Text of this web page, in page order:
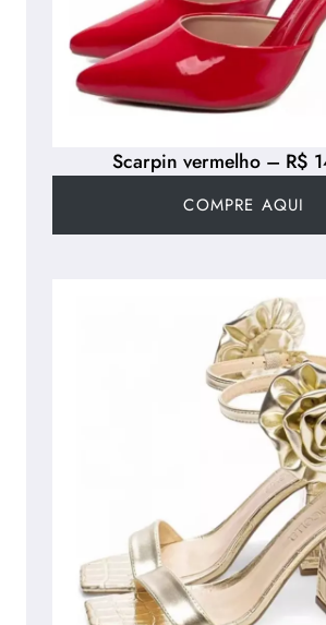
Scarpin vermelho – R$
COMPRE AQUI